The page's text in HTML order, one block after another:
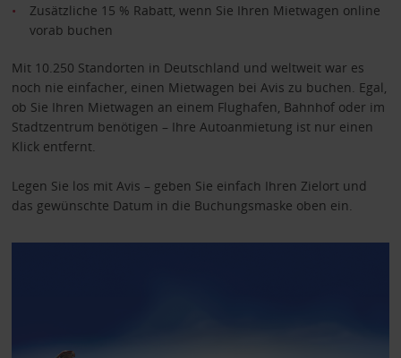
Zusätzliche 15 % Rabatt, wenn Sie Ihren Mietwagen online
vorab buchen
Mit 10.250 Standorten in Deutschland und weltweit war es
noch nie einfacher, einen Mietwagen bei Avis zu buchen. Egal,
ob Sie Ihren Mietwagen an einem Flughafen, Bahnhof oder im
Stadtzentrum benötigen – Ihre Autoanmietung ist nur einen
Klick entfernt.
Legen Sie los mit Avis – geben Sie einfach Ihren Zielort und
das gewünschte Datum in die Buchungsmaske oben ein.